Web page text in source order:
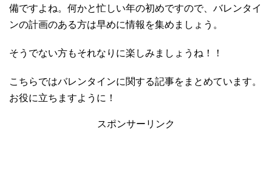
備ですよね。何かと忙しい年の初めですので、バレンタイ
ンの計画のある方は早めに情報を集めましょう。
そうでない方もそれなりに楽しみましょうね！！
こちらではバレンタインに関する記事をまとめています。
お役に立ちますように！
スポンサーリンク